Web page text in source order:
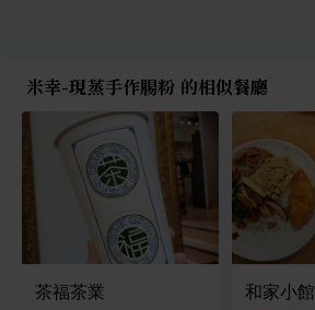
米幸-現蒸手作腸粉 的相似餐廳
茶福茶業 和家小館